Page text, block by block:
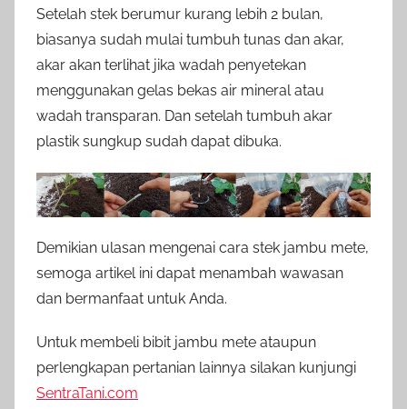
Setelah stek berumur kurang lebih 2 bulan,
biasanya sudah mulai tumbuh tunas dan akar,
akar akan terlihat jika wadah penyetekan
menggunakan gelas bekas air mineral atau
wadah transparan. Dan setelah tumbuh akar
plastik sungkup sudah dapat dibuka.
Demikian ulasan mengenai cara stek jambu mete,
semoga artikel ini dapat menambah wawasan
dan bermanfaat untuk Anda.
Untuk membeli bibit jambu mete ataupun
perlengkapan pertanian lainnya silakan kunjungi
SentraTani.com